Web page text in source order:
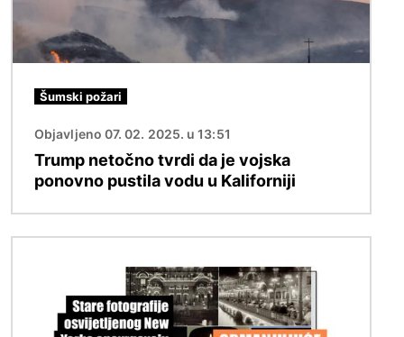
Šumski požari
Objavljeno 07. 02. 2025. u 13:51
Trump netočno tvrdi da je vojska
ponovno pustila vodu u Kaliforniji